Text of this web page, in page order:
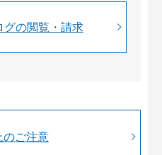
グの閲覧・請求
のご注意